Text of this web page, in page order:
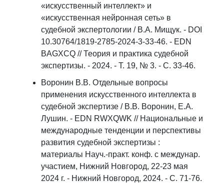
«искусственный интеллект» и
«искусственная нейронная сеть» в
судебной экспертологии / В.А. Мищук. - DOI
10.30764/1819-2785-2024-3-33-46. - EDN
BAGXCQ // Теория и практика судебной
экспертизы. - 2024. - Т. 19, № 3. - С. 33-46.
Воронин В.В. Отдельные вопросы
применения искусственного интеллекта в
судебной экспертизе / В.В. Воронин, Е.А.
Лушин. - EDN RWXQWK // Национальные и
международные тенденции и перспективы
развития судебной экспертизы :
материалы Науч.-практ. конф. с междунар.
участием, Нижний Новгород, 22-23 мая
2024 г. - Нижний Новгород, 2024. - С. 71-76.